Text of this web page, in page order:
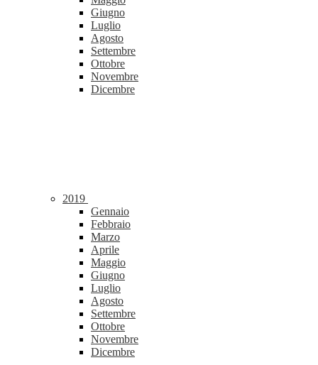
Giugno
Luglio
Agosto
Settembre
Ottobre
Novembre
Dicembre
2019
Gennaio
Febbraio
Marzo
Aprile
Maggio
Giugno
Luglio
Agosto
Settembre
Ottobre
Novembre
Dicembre